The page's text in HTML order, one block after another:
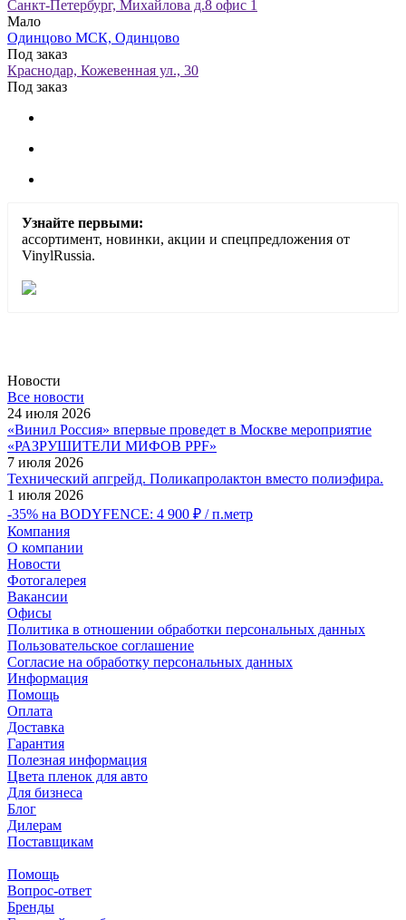
Санкт-Петербург, Михайлова д.8 офис 1
Мало
Одинцово МСК, Одинцово
Под заказ
Краснодар, Кожевенная ул., 30
Под заказ
Узнайте первыми:
ассортимент, новинки, акции и спецпредложения от
VinylRussia.
Новости
Все новости
24 июля 2026
«Винил Россия» впервые проведет в Москве мероприятие
«РАЗРУШИТЕЛИ МИФОВ PPF»
7 июля 2026
Технический апгрейд. Поликапролактон вместо полиэфира.
1 июля 2026
-35% на BODYFENCE: 4 900 ₽ / п.метр
Компания
О компании
Новости
Фотогалерея
Вакансии
Офисы
Политика в отношении обработки персональных данных
Пользовательское соглашение
Согласие на обработку персональных данных
Информация
Помощь
Оплата
Доставка
Гарантия
Полезная информация
Цвета пленок для авто
Для бизнеса
Блог
Дилерам
Поставщикам
Помощь
Вопрос-ответ
Бренды